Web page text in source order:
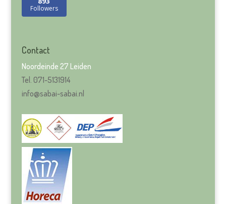
Followers
Contact
Noordeinde 27 Leiden
Tel. 071-5131914
info@sabai-sabai.nl